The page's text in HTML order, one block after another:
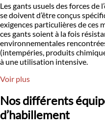
Les gants usuels des forces de
se doivent d’être conçus
exigences particulières de ces
ces gants soient à la fois
environnementales
(intempéries, produits
à une utilisation intensive.
Voir plus
Nos différents
d’habillement